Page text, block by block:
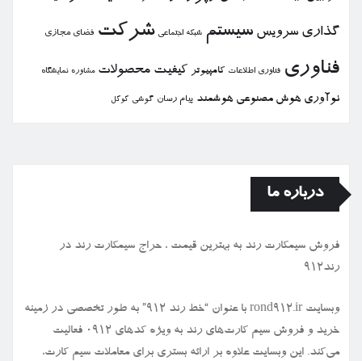
گذاری سرویس سیستم شبكه اجتماعی شركت فضای مجازی
فناوری فناوری اطلاعات كامپیوتر كیفیت محصولات مشاوره نمایشگاه
نوآوری هوش مصنوعی هوشمند پیام رسان گوشی گوگل
درباره ما
فروش سیمكارت رند به بهترین قیمت ، حراج سیمكارت رند در
رند912
وبسایت rond912.ir با عنوان “خط رند ۹۱۲” به طور تخصصی در زمینه
خرید و فروش سیم کارت‌های رند به ویژه کدهای ۰۹۱۲ فعالیت
می‌کند. این وبسایت علاوه بر ارائه بستری برای معاملات سیم کارت،